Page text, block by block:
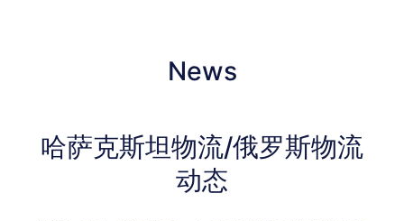
News
哈萨克斯坦物流/俄罗斯物流
动态